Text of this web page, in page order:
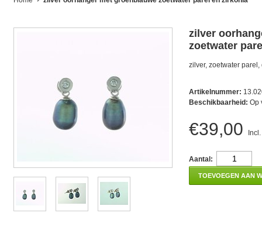
zilver
zoetwater
zilver, zoetwater
Artikelnummer:
Beschikbaarheid: Op
€39,00
Aantal:
TOEVOEGEN AAN